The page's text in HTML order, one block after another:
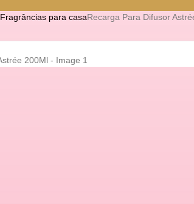
Fragrâncias para casaRecarga Para Difusor